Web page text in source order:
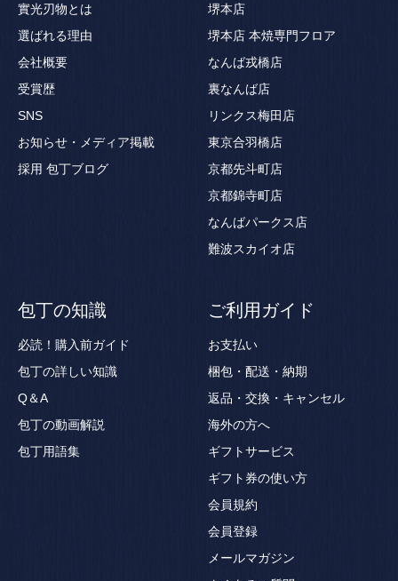
實光刃物とは
選ばれる理由
会社概要
受賞歴
SNS
お知らせ・メディア掲載
採用 包丁ブログ
堺本店
堺本店 本焼専門フロア
なんば戎橋店
裏なんば店
リンクス梅田店
東京合羽橋店
京都先斗町店
京都錦寺町店
なんばパークス店
難波スカイオ店
包丁の知識
必読！購入前ガイド
包丁の詳しい知識
Q＆A
包丁の動画解説
包丁用語集
ご利用ガイド
お支払い
梱包・配送・納期
返品・交換・キャンセル
海外の方へ
ギフトサービス
ギフト券の使い方
会員規約
会員登録
メールマガジン